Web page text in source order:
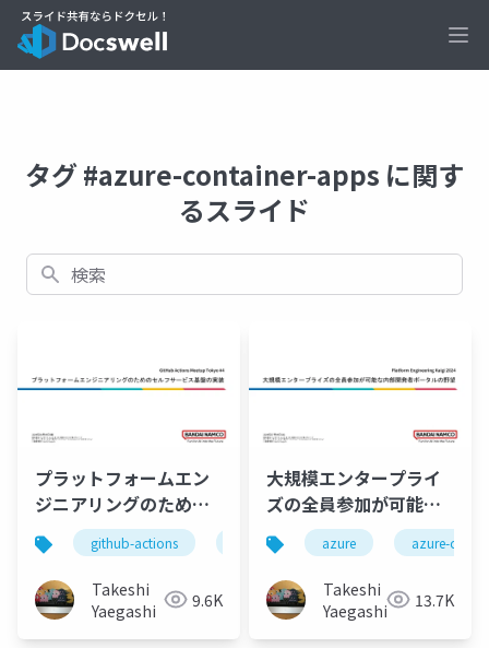
タグ #azure-container-apps に関す
るスライド
検索
プラットフォームエン
ジニアリングのための
セルフサービス基盤の
実装
github-actions azure events azure-
Takeshi
Yaegashi
9.6K
大規模エンタープライ
ズの全員参加が可能な
内部開発者ポータルの
野望
azure azure-
Takeshi
Yaegashi
13.7K